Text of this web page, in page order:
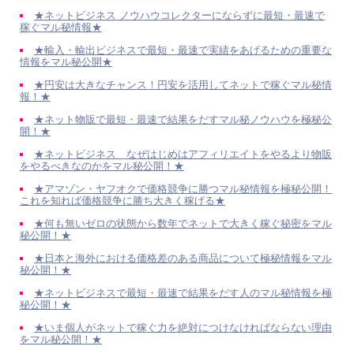
★ネットビジネス ノウハウコレクターにならずに最短・最速で
稼ぐマル秘情報★
★輸入・輸出ビジネスで最短・最速で実績をあげるための重要な
情報をマル秘公開★
★円安は大きなチャンス！円安を活用してネットで稼ぐマル秘情
報！★
★ネット物販で最短・最速で結果をだすマル秘ノウハウを極秘公
開！★
★ネットビジネス なぜはじめはアフィリエイトをやるより物販
をやるべきなのかをマル秘公開！★
★アマゾン・ヤフオクで価格競争に勝つマル秘情報を極秘公開！
これを知れば価格競争に勝ち大きく稼げる★
★何も無いゼロの状態から数年でネットで大きく稼ぐ秘密をマル
秘公開！★
★日本と海外における価格差のある商品について極秘情報をマル
秘公開！★
★ネットビジネスで最短・最速で結果をだす人のマル秘情報を極
秘公開！★
★いま個人がネットで稼ぐ力を絶対につけなければならない理由
をマル秘公開！★